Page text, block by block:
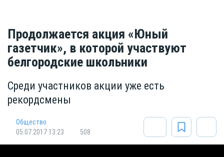
Продолжается акция «Юный
газетчик», в которой участвуют
белгородские школьники
Среди участников акции уже есть
рекордсмены
Общество
05.07.2017 13:23
508